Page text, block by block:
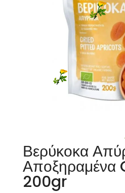
Βερύκοκα
Αποξηραμένα
200gr